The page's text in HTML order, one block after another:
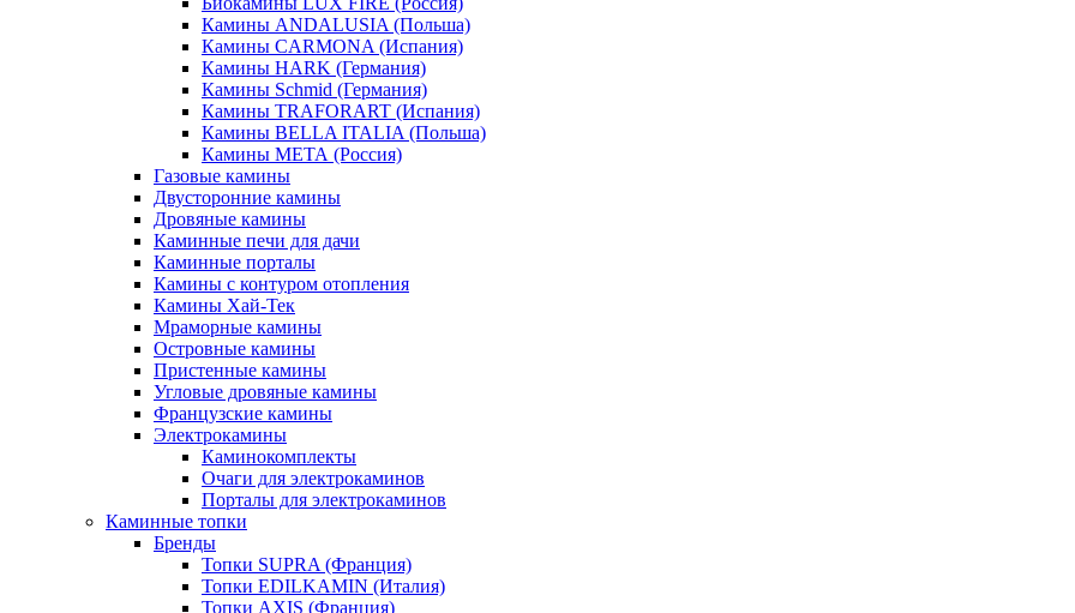
Камины ANDALUSIA (Польша)
Камины CARMONA (Испания)
Камины HARK (Германия)
Камины Schmid (Германия)
Камины TRAFORART (Испания)
Камины BELLA ITALIA (Польша)
Камины МЕТА (Россия)
Газовые камины
Двусторонние камины
Дровяные камины
Каминные печи для дачи
Каминные порталы
Камины с контуром отопления
Камины Хай-Тек
Мраморные камины
Островные камины
Пристенные камины
Угловые дровяные камины
Французские камины
Электрокамины
Каминокомплекты
Очаги для электрокаминов
Порталы для электрокаминов
Каминные топки
Бренды
Топки SUPRA (Франция)
Топки EDILKAMIN (Италия)
Топки AXIS (Франция)